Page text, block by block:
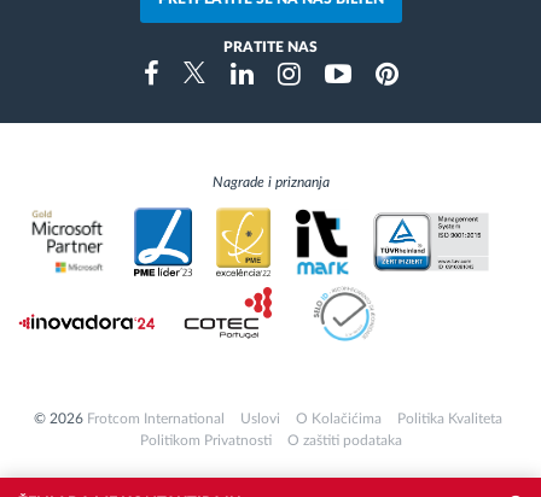
PRATITE NAS
FacebookTwitterLinkedinInstragramYoutubePinterest
Nagrade i priznanja
© 2026 Frotcom International Uslovi O Kolačićima
Politika Kvaliteta
Politikom Privatnosti
O zaštiti podataka